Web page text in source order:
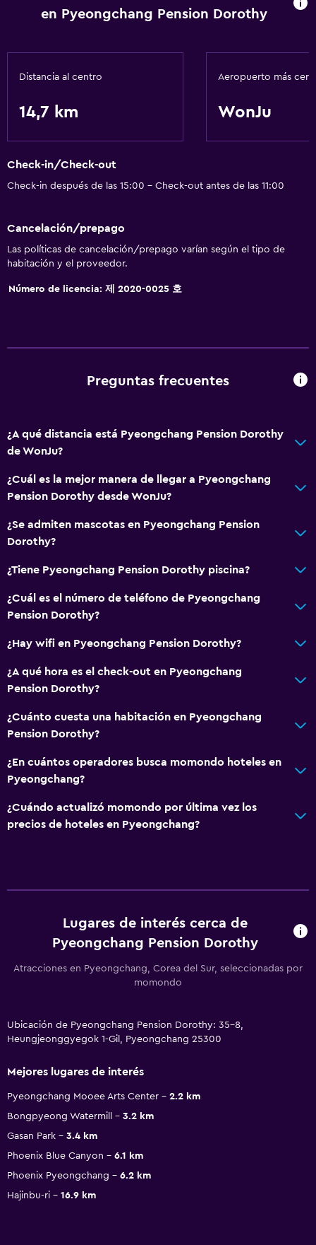
en Pyeongchang Pension Dorothy
Distancia al centro
14,7 km
Aeropuerto más
WonJu
Check-in/Check-out
Check-in después de las 15:00 - Check-out antes de las 11:00
Cancelación/prepago
Las políticas de cancelación/prepago varían según el tipo de
habitación y el proveedor.
Número de licencia: 제 2020-0025 호
Preguntas frecuentes
¿A qué distancia está Pyeongchang Pension Dorothy
de WonJu?
¿Cuál es la mejor manera de llegar a Pyeongchang
Pension Dorothy desde WonJu?
¿Se admiten mascotas en Pyeongchang Pension
Dorothy?
¿Tiene Pyeongchang Pension Dorothy piscina?
¿Cuál es el número de teléfono de Pyeongchang
Pension Dorothy?
¿Hay wifi en Pyeongchang Pension Dorothy?
¿A qué hora es el check-out en Pyeongchang
Pension Dorothy?
¿Cuánto cuesta una habitación en Pyeongchang
Pension Dorothy?
¿En cuántos operadores busca momondo hoteles en
Pyeongchang?
¿Cuándo actualizó momondo por última vez los
precios de hoteles en Pyeongchang?
Lugares de interés cerca de
Pyeongchang Pension Dorothy
Atracciones en Pyeongchang, Corea del Sur, seleccionadas por
momondo
Ubicación de Pyeongchang Pension Dorothy: 35-8,
Heungjeonggyegok 1-Gil, Pyeongchang 25300
Mejores lugares de interés
Pyeongchang Mooee Arts Center
2.2 km
Bongpyeong Watermill
3.2 km
Gasan Park
3.4 km
Phoenix Blue Canyon
6.1 km
Phoenix Pyeongchang
6.2 km
Hajinbu-ri
16.9 km